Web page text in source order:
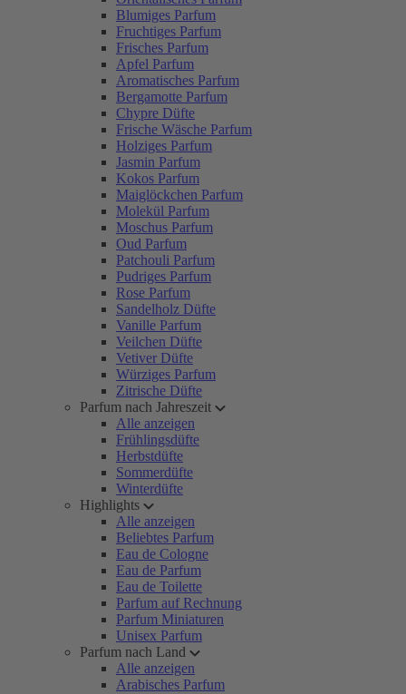
Blumiges Parfum
Fruchtiges Parfum
Frisches Parfum
Apfel Parfum
Aromatisches Parfum
Bergamotte Parfum
Chypre Düfte
Frische Wäsche Parfum
Holziges Parfum
Jasmin Parfum
Kokos Parfum
Maiglöckchen Parfum
Molekül Parfum
Moschus Parfum
Oud Parfum
Patchouli Parfum
Pudriges Parfum
Rose Parfum
Sandelholz Düfte
Vanille Parfum
Veilchen Düfte
Vetiver Düfte
Würziges Parfum
Zitrische Düfte
Parfum nach Jahreszeit
Alle anzeigen
Frühlingsdüfte
Herbstdüfte
Sommerdüfte
Winterdüfte
Highlights
Alle anzeigen
Beliebtes Parfum
Eau de Cologne
Eau de Parfum
Eau de Toilette
Parfum auf Rechnung
Parfum Miniaturen
Unisex Parfum
Parfum nach Land
Alle anzeigen
Arabisches Parfum